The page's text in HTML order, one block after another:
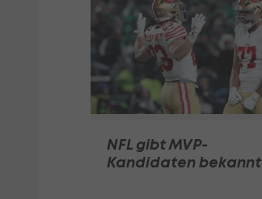
NFL gibt MVP-
Kandidaten bekannt